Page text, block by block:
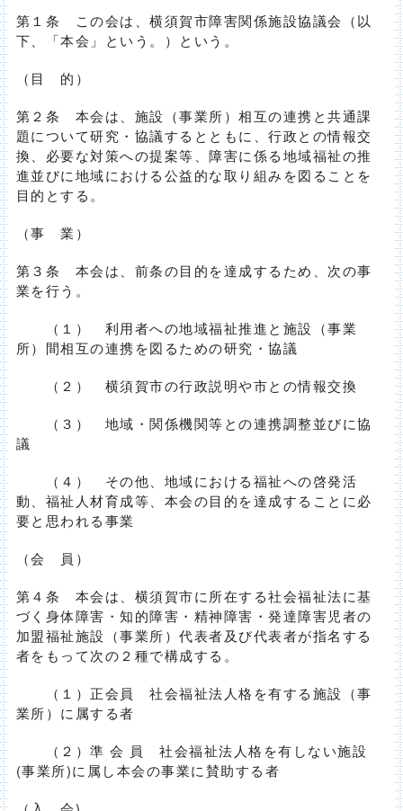
第１条 この会は、横須賀市障害関係施設協議会（以
下、「本会」という。）という。
（目 的）
第２条 本会は、施設（事業所）相互の連携と共通課
題について研究・協議するとともに、行政との情報交
換、必要な対策への提案等、障害に係る地域福祉の推
進並びに地域における公益的な取り組みを図ることを
目的とする。
（事 業）
第３条 本会は、前条の目的を達成するため、次の事
業を行う。
（１） 利用者への地域福祉推進と施設（事業
所）間相互の連携を図るための研究・協議
（２） 横須賀市の行政説明や市との情報交換
（３） 地域・関係機関等との連携調整並びに協
議
（４） その他、地域における福祉への啓発活
動、福祉人材育成等、本会の目的を達成することに必
要と思われる事業
（会 員）
第４条 本会は、横須賀市に所在する社会福祉法に基
づく身体障害・知的障害・精神障害・発達障害児者の
加盟福祉施設（事業所）代表者及び代表者が指名する
者をもって次の２種で構成する。
（１）正会員 社会福祉法人格を有する施設（事
業所）に属する者
（２）準 会 員 社会福祉法人格を有しない施設
(事業所)に属し本会の事業に賛助する者